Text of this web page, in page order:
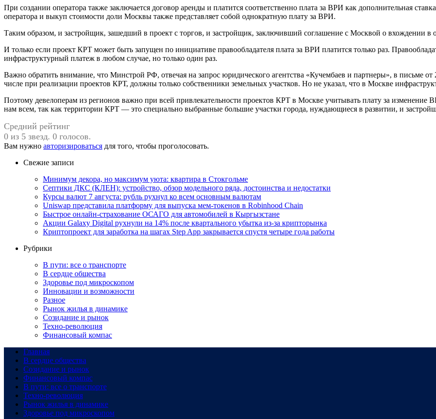
При создании оператора также заключается договор аренды и платится соответственно плата за ВРИ как дополнительная
оператора и выкуп стоимости доли Москвы также представляет собой однократную плату за ВРИ.
Таким образом, и застройщик, зашедший в проект с торгов, и застройщик, заключивший соглашение с Москвой о вхождении в
И только если проект КРТ может быть запущен по инициативе правообладателя плата за ВРИ платится только раз.
инфраструктурный платеж в любом случае, но только один раз.
Важно обратить внимание, что Минстрой РФ, отвечая на запрос юридического агентства «Кучембаев и партнеры», в письме
числе при реализации проектов КРТ, должны только собственники земельных участков. Но не указал, что в Москве
Поэтому девелоперам из регионов важно при всей привлекательности проектов КРТ в Москве учитывать плату за изменение
нам всем, так как территории КРТ — это специально выбранные большие участки города, нуждающиеся в развитии, и
Средний рейтинг
0 из 5 звезд. 0 голосов.
Вам нужно авторизироваться для того, чтобы проголосовать.
Свежие записи
Минимум декора, но максимум уюта: квартира в Стокгольме
Септики ДКС (КЛЕН): устройство, обзор модельного ряда, достоинства и недостатки
Курсы валют 7 августа: рубль рухнул ко всем основным валютам
Uniswap представила платформу для выпуска мем-токенов в Robinhood Chain
Быстрое онлайн-страхование ОСАГО для автомобилей в Кыргызстане
Акции Galaxy Digital рухнули на 14% после квартального убытка из-за крипторынка
Криптопроект для заработка на шагах Step App закрывается спустя четыре года работы
Рубрики
В пути: все о транспорте
В сердце общества
Здоровье под микроскопом
Инновации и возможности
Разное
Рынок жилья в динамике
Созидание и рынок
Техно-революция
Финансовый компас
Главная
В сердце общества
Созидание и рынок
Финансовый компас
В пути: все о транспорте
Техно-революция
Рынок жилья в динамике
Здоровье под микроскопом